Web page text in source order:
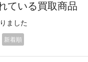
ている買取商品
ました
新着順